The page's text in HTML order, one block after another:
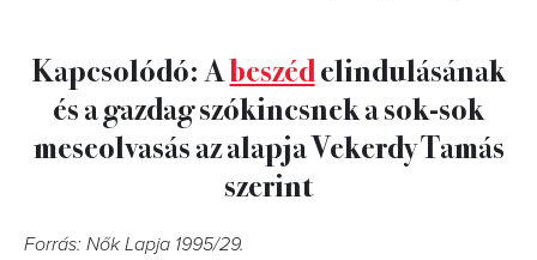
Kapcsolódó: Abeszédelindulásának
és a gazdag szókincsnek a sok-sok
meseolvasás az alapja Vekerdy Tamás
szerint
Forrás: Nők Lapja 1995/29.